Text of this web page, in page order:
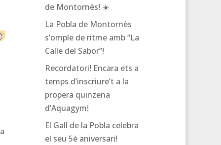
de Montornès! ☀️
La Pobla de Montornès
s’omple de ritme amb “La
Calle del Sabor”!
Recordatori! Encara ets a
temps d’inscriure’t a la
propera quinzena
d’Aquagym!
El Gall de la Pobla celebra
el seu 5è aniversari!